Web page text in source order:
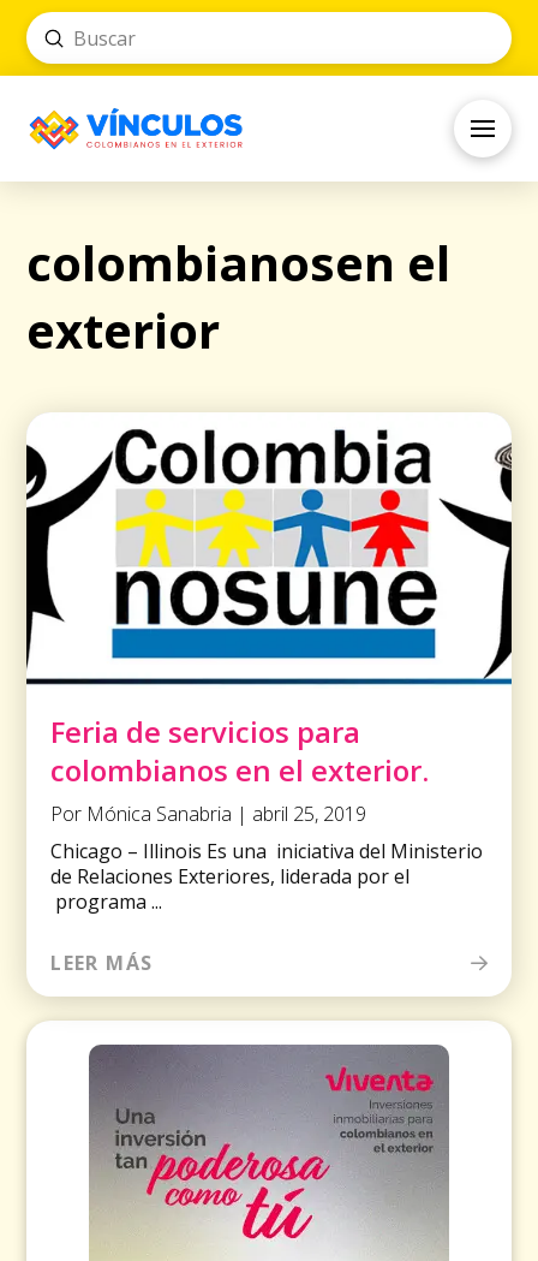
Search
Submit
colombianosen el
exterior
Feria de servicios para
colombianos en el exterior.
Por Mónica Sanabria | abril 25, 2019
Chicago – Illinois Es una iniciativa del Ministerio
de Relaciones Exteriores, liderada por el
programa ...
LEER MÁS